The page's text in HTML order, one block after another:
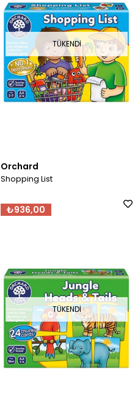
TÜKENDI
Orchard
Shopping List
₺936,00
TÜKENDI